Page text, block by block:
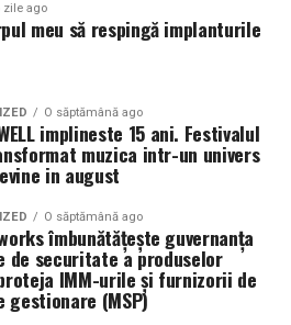
zile ago
meu să respingă implanturile
O săptămână ago
implineste 15 ani. Festivalul
muzica intr-un univers
in august
O săptămână ago
îmbunătățește guvernanța
de securitate a produselor
IMM-urile și furnizorii de
gestionare (MSP)